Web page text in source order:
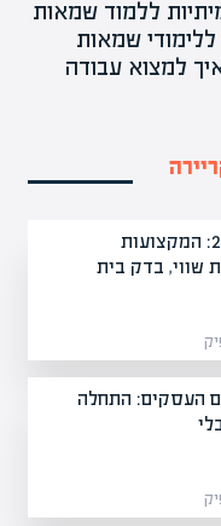
ללמוד שמאות
שמאות
למצוא עבודה
ביקוש גובר ב-2026: המקצועות
שווי, בדק בית
העסקים: התחלה